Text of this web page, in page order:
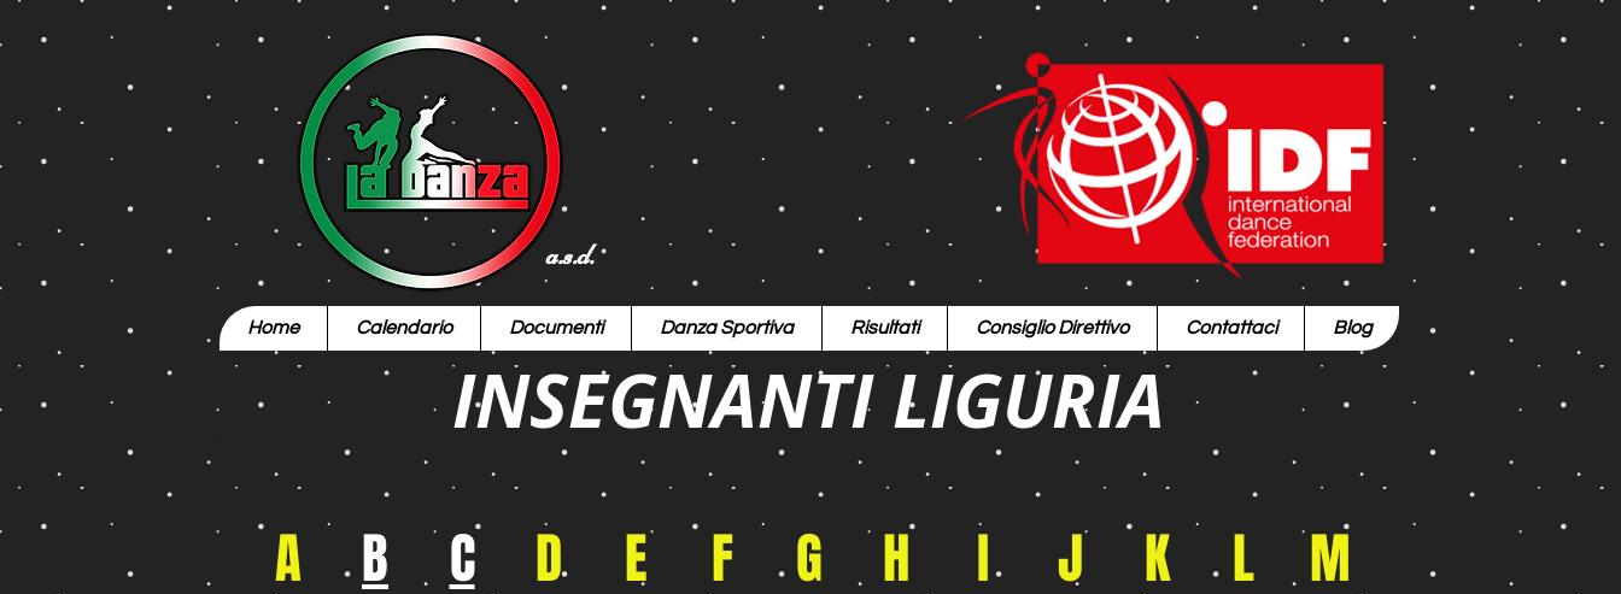
a.s.d.
Home Calendario Documenti Danza Sportiva Risultati Consiglio Direttivo Contattaci Blog
INSEGNANTI LIGURIA
A B C D E F G H I J K L
M